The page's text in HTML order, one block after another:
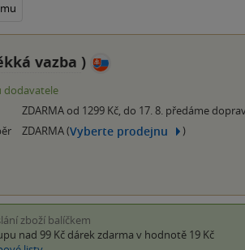
vazba )
dodavatele
ZDARMA od 1299 Kč, do 17. 8. předáme
ZDARMA (Vyberte prodejnu )
zboží balíčkem
nad 99 Kč dárek zdarma v hodnotě 19 Kč